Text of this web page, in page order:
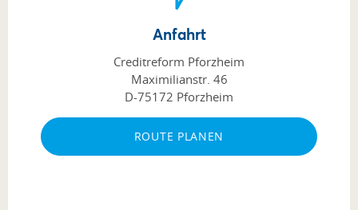
Anfahrt
Creditreform Pforzheim
Maximilianstr. 46
D-75172 Pforzheim
ROUTE PLANEN